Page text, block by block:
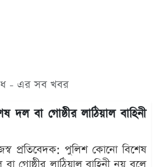
- এর সব খবর
দল বা গোষ্ঠীর লাঠিয়াল বাহিনী
প্রতিবেদক: পুলিশ কোনো বিশেষ